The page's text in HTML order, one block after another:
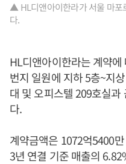
▲ HL디앤아이한라가 서울 마포
다.
HL디앤아이한라는 계약
번지 일원에 지하 5층~지
대 및 오피스텔 209호실
다.
계약금액은 1072억5400
3년 연결 기준 매출의